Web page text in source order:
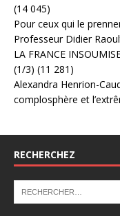
(14 045)
Pour ceux qui le
Professeur Didier
LA FRANCE
(1/3) (11 281)
Alexandra Henrion-
complosphère et
RECHERCHEZ